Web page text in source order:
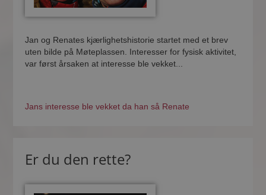
Jan og Renates kjærlighetshistorie startet med et brev
uten bilde på Møteplassen. Interesser for fysisk aktivitet,
var først årsaken at interesse ble vekket...
Jans interesse ble vekket da han så Renate
Er du den rette?